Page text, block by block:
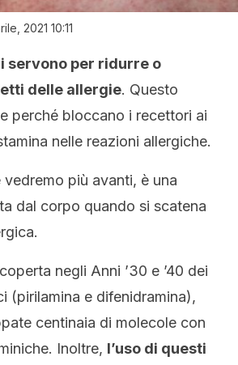
2021 10:11
servono per ridurre o
delle allergie. Questo
perché bloccano i recettori ai
nelle reazioni allergiche.
vedremo più avanti, è una
dal corpo quando si scatena
negli Anni ’30 e ’40 dei
(pirilamina e difenidramina),
centinaia di molecole con
Inoltre, l’uso di questi